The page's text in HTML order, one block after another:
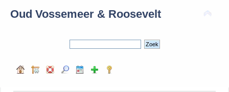
Oud Vossemeer & Roosevelt